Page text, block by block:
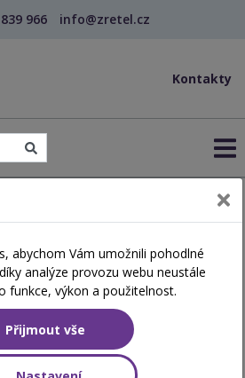
966 info@zretel.cz
Kontakty
na míru
abychom Vám umožnili pohodlné
analýze provozu webu neustále
funkce, výkon a použitelnost.
Přijmout vše